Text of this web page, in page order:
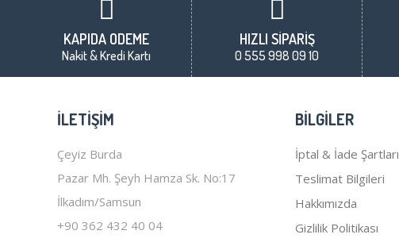
KAPIDA ÖDEME
Nakit & Kredi Kartı
HIZLI SİPARİŞ
0 555 998 09 10
İLETIŞIM
Çeyiz Burda
Pazar Mh. Şeyh Hamza Sk. No:17
İlkadım/Samsun
+90 362 432 40 04
BILGILER
İptal & İade Şartları
Teslimat Bilgileri
Hakkımızda
Gizlilik Politikası